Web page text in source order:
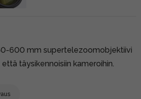
600 mm supertelezoomobjektiivi
täysikennoisiin kameroihin.